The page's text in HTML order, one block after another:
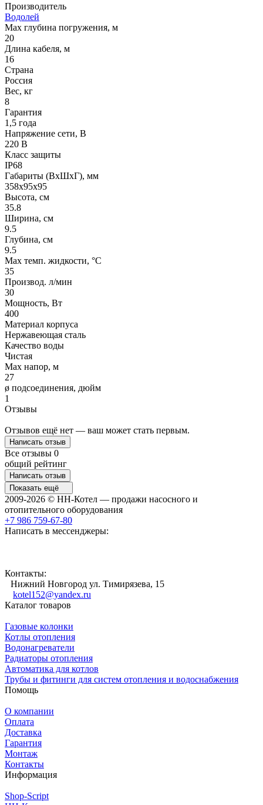
Производитель
Водолей
Max глубина погружения, м
20
Длина кабеля, м
16
Страна
Россия
Вес, кг
8
Гарантия
1,5 года
Напряжение сети, В
220 В
Класс защиты
IP68
Габариты (ВхШхГ), мм
358x95x95
Высота, см
35.8
Ширина, см
9.5
Глубина, см
9.5
Max темп. жидкости, °С
35
Производ. л/мин
30
Мощность, Вт
400
Материал корпуса
Нержавеющая сталь
Качество воды
Чистая
Max напор, м
27
ø подсоединения, дюйм
1
Отзывы
Отзывов ещё нет — ваш может стать первым.
Написать отзыв
Все отзывы 0
общий рейтинг
Написать отзыв
Показать ещё
2009-2026 © НН-Котел — продажи насосного и
отопительного оборудования
+7 986 759-67-80
Написать в мессенджеры:
Контакты:
Нижний Новгород ул. Тимирязева, 15
kotel152@yandex.ru
Каталог товаров
Газовые колонки
Котлы отопления
Водонагреватели
Радиаторы отопления
Автоматика для котлов
Трубы и фитинги для систем отопления и водоснабжения
Помощь
О компании
Оплата
Доставка
Гарантия
Монтаж
Контакты
Информация
Shop-Script